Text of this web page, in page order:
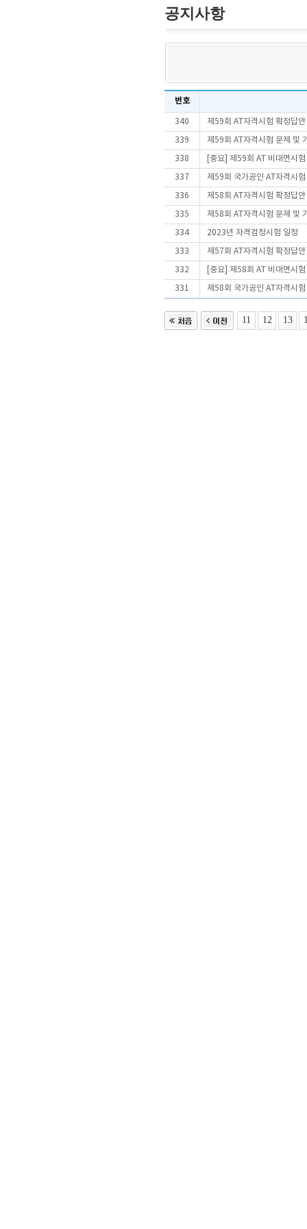
공지사항
번호
340 제59회 AT자격시험 확정답
339 제59회 AT자격시험 문제 및
338 [중요] 제59회 AT 비대면시
337 제59회 국가공인 AT자격시
336 제58회 AT자격시험 확정답
335 제58회 AT자격시험 문제 및
334 2023년 자격검정시험 일정
333 제57회 AT자격시험 확정답
332 [중요] 제58회 AT 비대면시
331 제58회 국가공인 AT자격시
11 12 13